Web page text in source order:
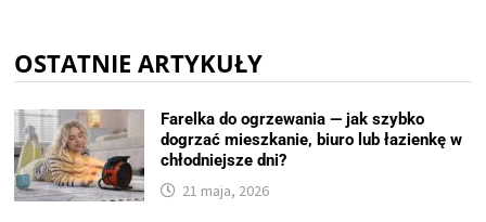
OSTATNIE ARTYKUŁY
Farelka do ogrzewania — jak szybko
dogrzać mieszkanie, biuro lub łazienkę w
chłodniejsze dni?
21 maja, 2026